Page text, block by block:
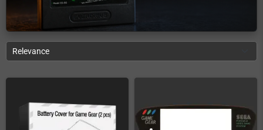
Relevance